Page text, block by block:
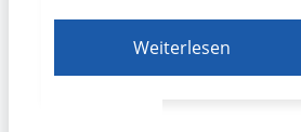
Weiterlesen